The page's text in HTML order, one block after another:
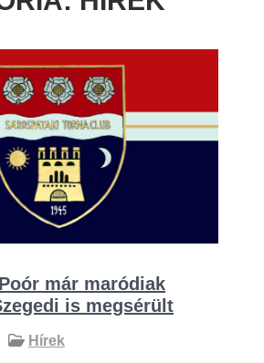
már maródiak
is megsérült
Hírek